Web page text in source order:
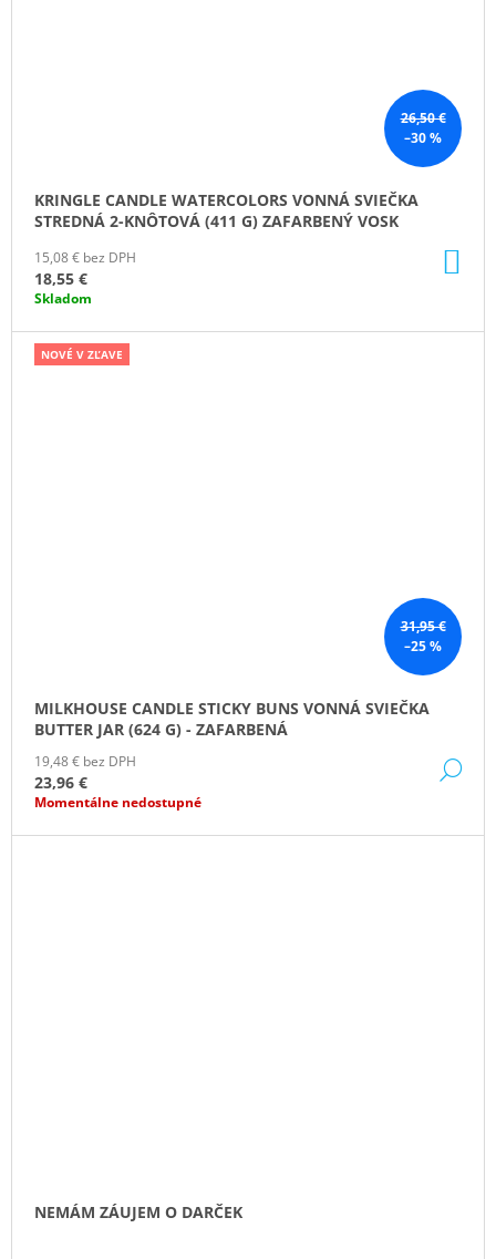
26,50 €
–30 %
KRINGLE CANDLE WATERCOLORS VONNÁ SVIEČKA
STREDNÁ 2-KNÔTOVÁ (411 G) ZAFARBENÝ VOSK
15,08 € bez DPH
18,55 €
Skladom
31,95 €
–25 %
NOVÉ V ZĽAVE
MILKHOUSE CANDLE STICKY BUNS VONNÁ SVIEČKA
BUTTER JAR (624 G) - ZAFARBENÁ
19,48 € bez DPH
23,96 €
Momentálne nedostupné
NEMÁM ZÁUJEM O DARČEK